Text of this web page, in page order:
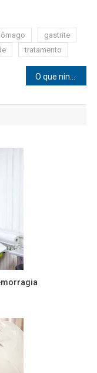
gastrite
tratamento
O que ninguém fala sobre uma dieta à base de plantas